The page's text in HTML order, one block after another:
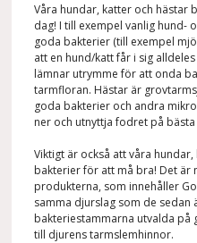
Våra hundar, katter och hästar
dag! I till exempel vanlig hund-
goda bakterier (till exempel
att en hund/katt får i sig
lämnar utrymme för att onda
tarmfloran. Hästar är
goda bakterier och andra
ner och utnyttja fodret på bästa
Viktigt är också att våra
bakterier för att må bra! Det är
produkterna, som innehåller
samma djurslag som de sedan
bakteriestammarna utvalda på
till djurens tarmslemhinnor.